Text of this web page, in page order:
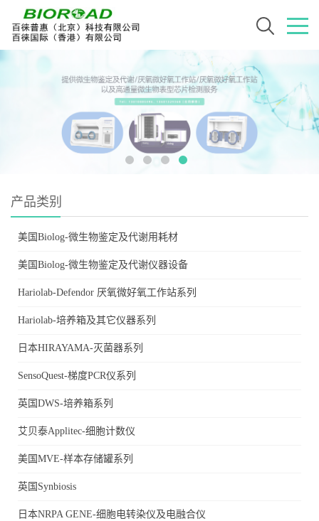
产品类别
美国Biolog-微生物鉴定及代谢用耗材
美国Biolog-微生物鉴定及代谢仪器设备
Hariolab-Defendor 厌氧微好氧工作站系列
Hariolab-培养箱及其它仪器系列
日本HIRAYAMA-灭菌器系列
SensoQuest-梯度PCR仪系列
英国DWS-培养箱系列
艾贝泰Applitec-细胞计数仪
美国MVE-样本存储罐系列
英国Synbiosis
日本NRPA GENE-细胞电转染仪及电融合仪